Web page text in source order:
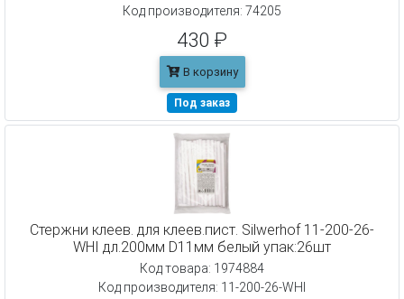
Код производителя: 74205
430 ₽
В корзину
Под заказ
Cтержни клеев. для клеев.пист. Silwerhof 11-200-26-
WHI дл.200мм D11мм белый упак:26шт
Код товара: 1974884
Код производителя: 11-200-26-WHI